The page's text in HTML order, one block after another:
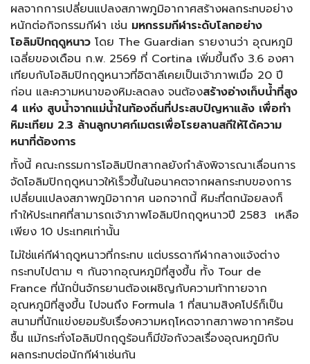
ผลจากการเปลี่ยนแปลงสภาพภูมิอากาศสร้างผลกระทบอย่าง
หนักต่อกิจกรรมกีฬา เช่น มหกรรมกีฬาระดับโลกอย่าง
โอลิมปิกฤดูหนาว โดย The Guardian รายงานว่า อุณหภูมิ
เฉลี่ยของเดือน ก.พ. 2569 ที่ Cortina เพิ่มขึ้นถึง 3.6 องศา
เทียบกับโอลิมปิกฤดูหนาวที่อิตาลีเคยเป็นเจ้าภาพเมื่อ 20 ปี
ก่อน และความหนาของหิมะลดลง จนต้องสร้างอ่างเก็บน้ำที่สูง
4 แห่ง สูบน้ำจากแม่น้ำในท้องถิ่นที่ประสบปัญหาแล้ง เพื่อทำ
หิมะเทียม 2.3 ล้านลูกบาศก์เมตรเพื่อโรยลานสกีให้ได้ความ
หนาที่ต้องการ
ทั้งนี้ คณะกรรมการโอลิมปิกสากลยังกำลังพิจารณาเลื่อนการ
จัดโอลิมปิกฤดูหนาวให้เร็วขึ้นในอนาคตจากผลกระทบของการ
เปลี่ยนแปลงสภาพภูมิอากาศ นอกจากนี้ หิมะที่ตกน้อยลงก็
ทำให้ประเทศที่สามารถเจ้าภาพโอลิมปิกฤดูหนาวปี 2583 เหลือ
เพียง 10 ประเทศเท่านั้น
ไม่ใช่แค่กีฬาฤดูหนาวที่กระทบ แต่บรรดากีฬากลางแจ้งต่าง
กระทบไปตาม ๆ กันจากอุณหภูมิที่สูงขึ้น ทั้ง Tour de
France ที่นักปั่นจักรยานต้องเผชิญกับความท้าทายจาก
อุณหภูมิที่สูงขึ้น ไปจนถึง Formula 1 ที่สนามสิงคโปร์ก็เป็น
สนามที่นักแข่งยอมรับเรื่องความหฤโหดจากสภาพอากาศร้อน
ชื้น แม้กระทั่งโอลิมปิกฤดูร้อนก็มีข้อกังวลเรื่องอุณหภูมิกับ
ผลกระทบต่อนักกีฬาเช่นกัน